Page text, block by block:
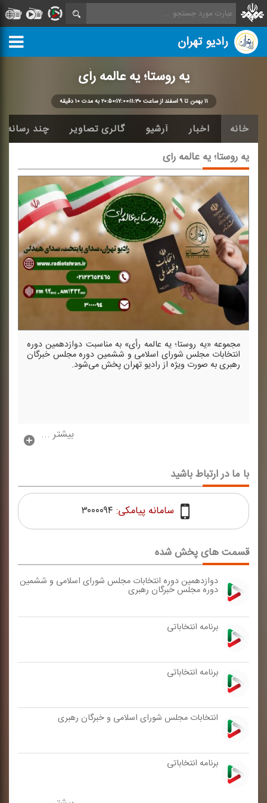
رادیو تهران
یه روستا؛ یه عالمه رأی
۱۱ بهمن تا ۹ اسفند از ساعت ۱۱:۳۰؛۱۷:۰۰؛۲۰:۵۰ به مدت ۱۰ دقیقه
خانه اخبار آرشیو گالری تصاویر چند رسانه
یه روستا؛ یه عالمه رأی
مجموعه «یه روستا؛ یه عالمه رأی» به مناسبت دوازدهمین دوره
انتخابات مجلس شورای اسلامی و ششمین دوره مجلس خبرگان
رهبری به صورت ویژه از رادیو تهران پخش می‌شود.
بیشتر ...
قسمت های پخش شده
دوازدهمین دوره انتخابات مجلس شورای اسلامی و ششمین
دوره مجلس خبرگان رهبری
برنامه انتخاباتی
برنامه انتخاباتی
انتخابات مجلس شورای اسلامی و خبرگان رهبری
برنامه انتخاباتی
با ما در ارتباط باشید
سامانه پیامکی:۳۰۰۰۰۹۴